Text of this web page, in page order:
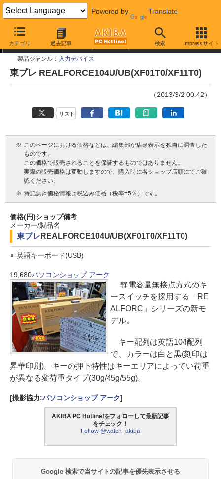
Powered by Translate
カテゴリ 過去記事 検索 Impressサイト
今週見つけた新製品
製品ジャンル： 入力デバイス
東プレ REALFORCE104U/UB(XF01T0/XF11T0)
（2013/3/2 00:42）
リスト
※ このページにおける価格などは、編集部が店頭表示を独自に調査した
ものです。
この価格で販売されることを保証するものではありません。
実際の販売価格は変動しますので、購入時に各ショップ店頭にてご確
認ください。
※ 特記無き価格情報は税込み価格（税率=5％）です。
価格(円)ショップ備考
メーカー/製品名
東プレ REALFORCE104U/UB(XF01T0/XF11T0)
英語キーボード(USB)
19,680パソコンショップ アーク
静電容量無接点方式のキ
ースイッチを採用する「RE
ALFORC」シリーズの新モ
デル。
キー配列は英語104配列
で、カラーは白と黒(刻印は
昇華印刷)。キーの押下特性はキーエリアによってい荷重
が異なる変荷重タイプ(30g/45g/55g)。
[撮影協力:パソコンショップ アーク]
AKIBA PC Hotline!をフォローして最新記事
をチェック！
Follow @watch_akiba
Google 検索で当サイトの記事を優先表示させる